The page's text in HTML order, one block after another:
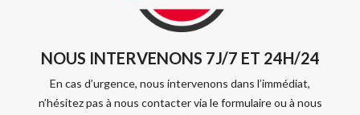
NOUS INTERVENONS 7J/7 ET 24H/24
En cas d’urgence, nous intervenons dans l’immédiat,
n’hésitez pas à nous contacter via le formulaire ou à nous